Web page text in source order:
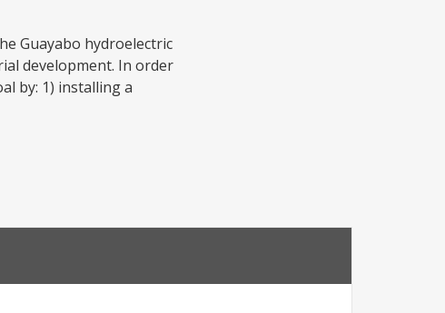
Guayabo hydroelectric
development. In order
by: 1) installing a